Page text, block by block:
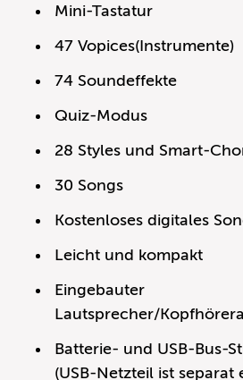
Mini-Tastatur
47 Vopices(Instrumente)
74 Soundeffekte
Quiz-Modus
28 Styles und Smart-
30 Songs
Kostenloses digitales
Leicht und kompakt
Eingebauter
Lautsprecher/
Batterie- und USB-Bus-
(USB-Netzteil ist separat